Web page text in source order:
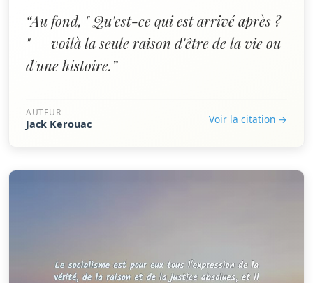
“Au fond, " Qu'est-ce qui est arrivé après ?
" — voilà la seule raison d'être de la vie ou
d'une histoire.”
AUTEUR
Jack Kerouac Voir la citation →